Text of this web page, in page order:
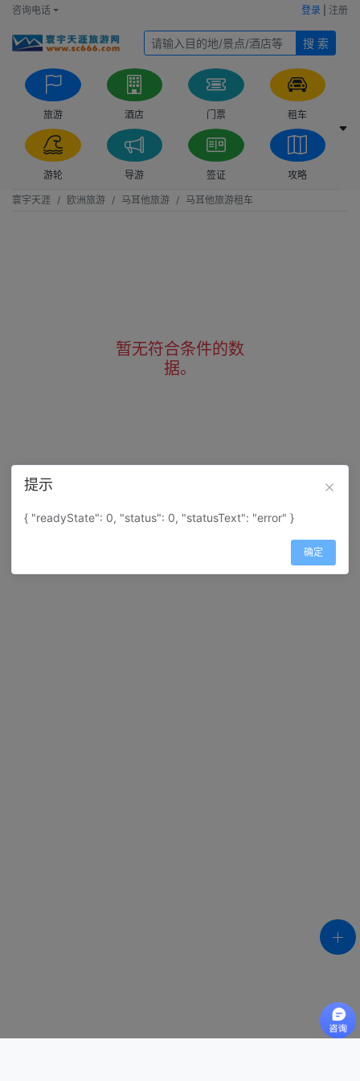
咨询电话 登录 注册
搜 索
旅游 酒店 门票 租车
游轮 导游 签证 攻略
寰宇天涯 欧洲旅游 马耳他旅游 马耳他旅游租车
暂无符合条件的数
据。
提示
{ "readyState": 0, "status": 0, "statusText": "error" }
确定